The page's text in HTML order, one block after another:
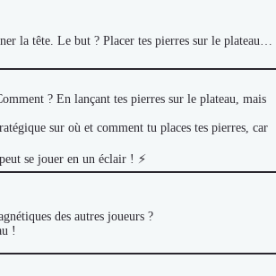
la tête. Le but ? Placer tes pierres sur le plateau…
? En lançant tes pierres sur le plateau, mais
sur où et comment tu places tes pierres, car
se jouer en un éclair ! ⚡
des autres joueurs ?
!